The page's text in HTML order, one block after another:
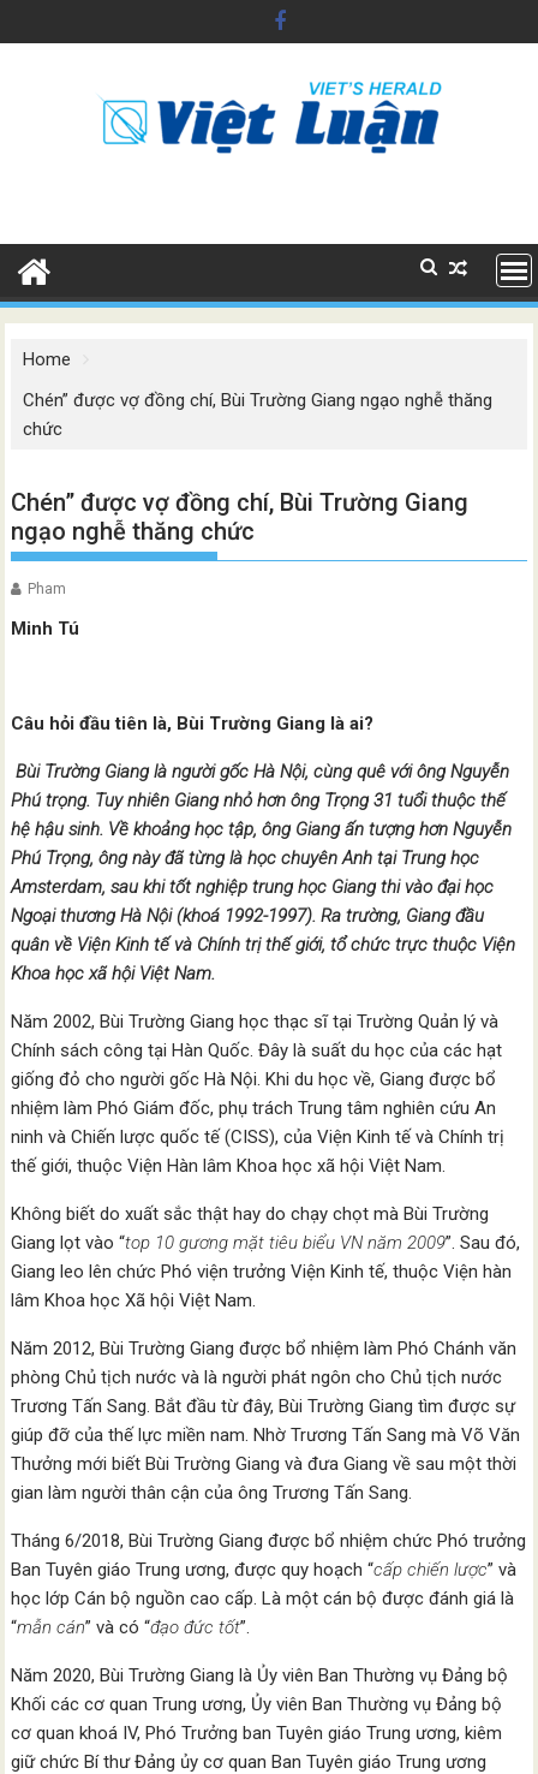
to
Home
Chén” được vợ đồng chí, Bùi Trường Giang ngạo nghễ thăng
chức
Chén” được vợ đồng chí, Bùi Trường Giang
ngạo nghễ thăng chức
Pham
Minh Tú
Câu hỏi đầu tiên là, Bùi Trường Giang là ai?
Bùi Trường Giang là người gốc Hà Nội, cùng quê với ông Nguyễn
Phú trọng. Tuy nhiên Giang nhỏ hơn ông Trọng 31 tuổi thuộc thế
hệ hậu sinh. Về khoảng học tập, ông Giang ấn tượng hơn Nguyễn
Phú Trọng, ông này đã từng là học chuyên Anh tại Trung học
Amsterdam, sau khi tốt nghiệp trung học Giang thi vào đại học
Ngoại thương Hà Nội (khoá 1992-1997). Ra trường, Giang đầu
quân về Viện Kinh tế và Chính trị thế giới, tổ chức trực thuộc Viện
Khoa học xã hội Việt Nam.
Năm 2002, Bùi Trường Giang học thạc sĩ tại Trường Quản lý và
Chính sách công tại Hàn Quốc. Đây là suất du học của các hạt
giống đỏ cho người gốc Hà Nội. Khi du học về, Giang được bổ
nhiệm làm Phó Giám đốc, phụ trách Trung tâm nghiên cứu An
ninh và Chiến lược quốc tế (CISS), của Viện Kinh tế và Chính trị
thế giới, thuộc Viện Hàn lâm Khoa học xã hội Việt Nam.
Không biết do xuất sắc thật hay do chạy chọt mà Bùi Trường
Giang lọt vào “top 10 gương mặt tiêu biểu VN năm 2009”. Sau đó,
Giang leo lên chức Phó viện trưởng Viện Kinh tế, thuộc Viện hàn
lâm Khoa học Xã hội Việt Nam.
Năm 2012, Bùi Trường Giang được bổ nhiệm làm Phó Chánh văn
phòng Chủ tịch nước và là người phát ngôn cho Chủ tịch nước
Trương Tấn Sang. Bắt đầu từ đây, Bùi Trường Giang tìm được sự
giúp đỡ của thế lực miền nam. Nhờ Trương Tấn Sang mà Võ Văn
Thưởng mới biết Bùi Trường Giang và đưa Giang về sau một thời
gian làm người thân cận của ông Trương Tấn Sang.
Tháng 6/2018, Bùi Trường Giang được bổ nhiệm chức Phó trưởng
Ban Tuyên giáo Trung ương, được quy hoạch “cấp chiến lược” và
học lớp Cán bộ nguồn cao cấp. Là một cán bộ được đánh giá là
“mẫn cán” và có “đạo đức tốt”.
Năm 2020, Bùi Trường Giang là Ủy viên Ban Thường vụ Đảng bộ
Khối các cơ quan Trung ương, Ủy viên Ban Thường vụ Đảng bộ
cơ quan khoá IV, Phó Trưởng ban Tuyên giáo Trung ương, kiêm
giữ chức Bí thư Đảng ủy cơ quan Ban Tuyên giáo Trung ương